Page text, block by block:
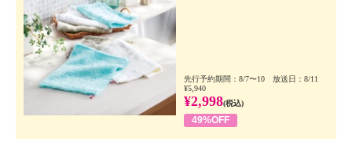
先行予約期間：8/7〜10 放送日：8/11
¥5,940
¥2,998(税込)
49%OFF